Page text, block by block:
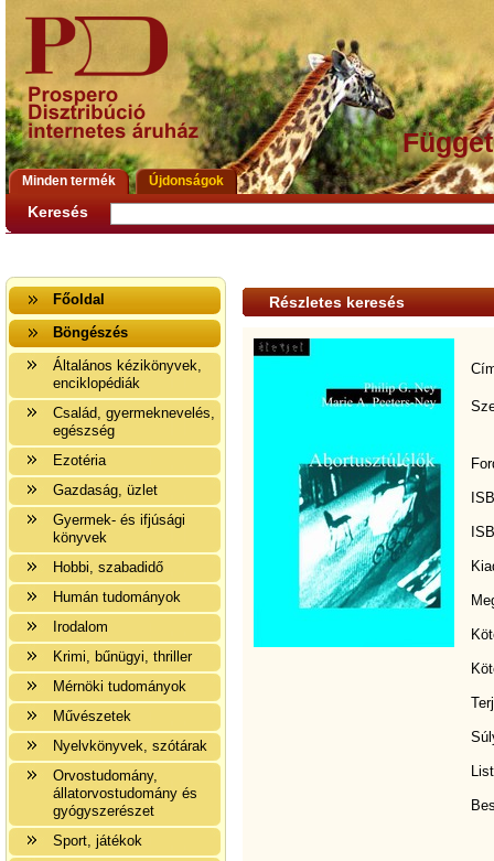
Minden termék Újdonságok
Keresés
Főoldal
Böngészés
Általános kézikönyvek,
enciklopédiák
Család, gyermeknevelés,
egészség
Ezotéria
Gazdaság, üzlet
Gyermek- és ifjúsági
könyvek
Hobbi, szabadidő
Humán tudományok
Irodalom
Krimi, bűnügyi, thriller
Mérnöki tudományok
Művészetek
Nyelvkönyvek, szótárak
Orvostudomány,
állatorvostudomány és
gyógyszerészet
Sport, játékok
Részletes keresés